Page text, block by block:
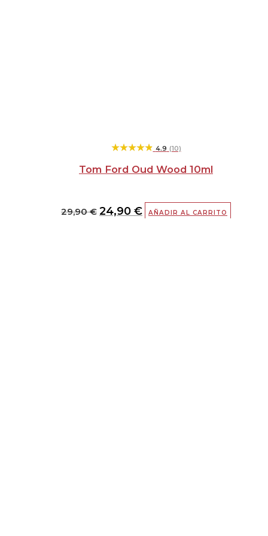
★★★★★
★★★★★ 4.9 (10)
Tom Ford Oud Wood 10ml
29,90€ 24,90 € AÑADIR AL CARRITO